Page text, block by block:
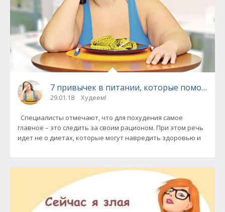
7 привычек в питании, которые помогут
29.01.18 Худеем!
Специалисты отмечают, что для похудения самое
главное – это следить за своим рационом. При этом речь
идет не о диетах, которые могут навредить здоровью и